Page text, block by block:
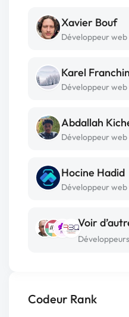
Codeur Rank
Xavier Bouf
Développeur web
Karel
Développeur
Abdallah
Développeur web
Hocine Hadid
Développeur
Voir